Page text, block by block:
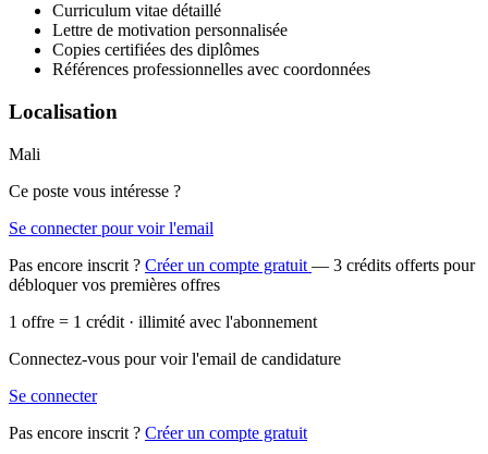
Curriculum vitae détaillé
Lettre de motivation personnalisée
Copies certifiées des diplômes
Références professionnelles avec coordonnées
Localisation
Mali
Ce poste vous intéresse ?
Se connecter pour voir l'email
Pas encore inscrit ? Créer un compte gratuit — 3 crédits offerts pour
débloquer vos premières offres
1 offre = 1 crédit · illimité avec l'abonnement
Connectez-vous pour voir l'email de candidature
Se connecter
Pas encore inscrit ? Créer un compte gratuit